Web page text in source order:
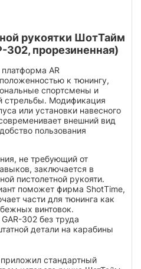
рукоятки ШотТайм
прорезиненная)
AR
к тюнингу,
спортсмены и
стрельбы. Модификация
или установки навесного
внешний вид
пользования
не требующий от
заключается в
пистолетной рукояти.
поможет фирма ShotTime,
части для тюнинга как
винтовок.
302 без труда
детали на карабины
приложил стандартный